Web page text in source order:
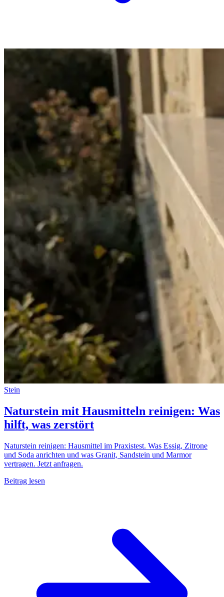
Stein
Naturstein mit Hausmitteln reinigen: Was
hilft, was zerstört
Naturstein reinigen: Hausmittel im Praxistest. Was Essig, Zitrone
und Soda anrichten und was Granit, Sandstein und Marmor
vertragen. Jetzt anfragen.
Beitrag lesen